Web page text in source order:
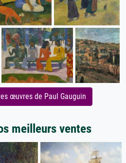
œuvres de Paul Gauguin
meilleurs ventes